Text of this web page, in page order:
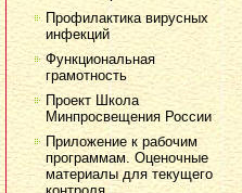
Профилактика вирусных
инфекций
Функциональная
грамотность
Проект Школа
Минпросвещения России
Приложение к рабочим
программам. Оценочные
материалы для текущего